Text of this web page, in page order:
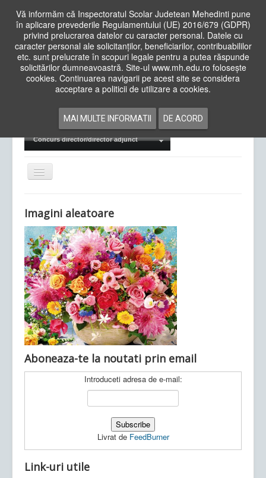
Vă informăm că Inspectoratul Scolar Judetean Mehedinti pune
în aplicare prevederile Regulamentului (UE) 2016/679 (GDPR)
privind prelucrarea datelor cu caracter personal. Datele cu
caracter personal ale solicitanților, beneficiarilor, contribuabililor
etc. sunt prelucrate în scopuri legale pentru a putea răspunde
solicitărilor dumneavoastră. Site-ul www.mh.edu.ro folosește
cookies. Continuarea navigarii pe acest site se considera
acceptare a politicii de utilizare a cookies.
MAI MULTE INFORMATII DE ACORD
Cauta
in
siteAcasa Cadre Didactice
Examene Naționale
Concurs director/director adjunct
Comută
navigarea
Ultimele articole: Vi, 04.11.2022 -Inspectoratul Școlar
Județean Mehedinți
Imagini aleatoare
Aboneaza-te la noutati prin email
Introduceti adresa de e-mail:
Livrat de FeedBurner
Link-uri utile